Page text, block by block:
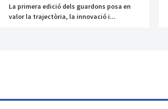
La primera edició dels guardons posa en
valor la trajectòria, la innovació i...